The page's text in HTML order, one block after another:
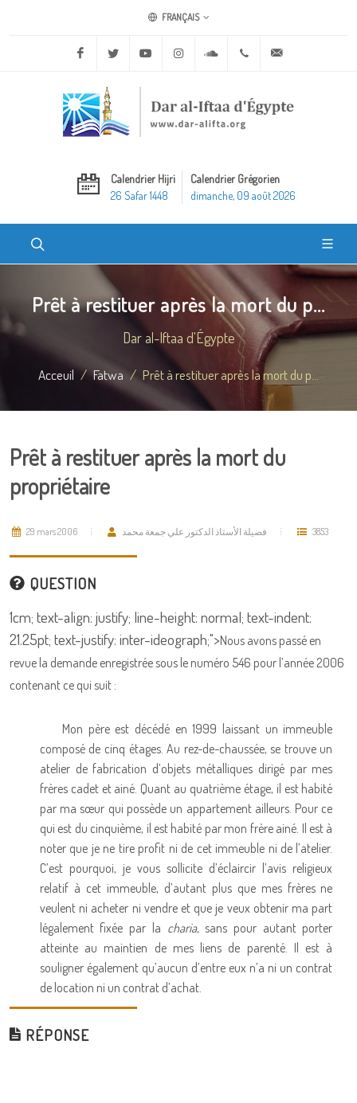
FRANÇAIS
Facebook Twitter Youtube Instagram Soundcloud+20 2 25970400
Calendrier Hijri
26 Safar 1448
Calendrier Grégorien
dimanche, 09 août 2026
Prêt à restituer après la mort du p...
Dar al-Iftaa d'Égypte
Acceuil Fatwa Prêt à restituer après la mort du p...
Prêt à restituer après la mort du
propriétaire
29 mars 2006 فضيلة الأستاذ الدكتور علي جمعة محمد 3853
QUESTION
1cm; text-align: justify; line-height: normal; text-indent:
21.25pt; text-justify: inter-ideograph;">Nous avons passé en
revue la demande enregistrée sous le numéro 546 pour l’année 2006
contenant ce qui suit :
Mon père est décédé en 1999 laissant un immeuble
composé de cinq étages. Au rez-de-chaussée, se trouve un
atelier de fabrication d’objets métalliques dirigé par mes
frères cadet et ainé. Quant au quatrième étage, il est habité
par ma sœur qui possède un appartement ailleurs. Pour ce
qui est du cinquième, il est habité par mon frère ainé. Il est à
noter que je ne tire profit ni de cet immeuble ni de l’atelier.
C’est pourquoi, je vous sollicite d’éclaircir l’avis religieux
relatif à cet immeuble, d’autant plus que mes frères ne
veulent ni acheter ni vendre et que je veux obtenir ma part
légalement fixée par la charia, sans pour autant porter
atteinte au maintien de mes liens de parenté. Il est à
souligner également qu’aucun d’entre eux n’a ni un contrat
de location ni un contrat d’achat.
RÉPONSE